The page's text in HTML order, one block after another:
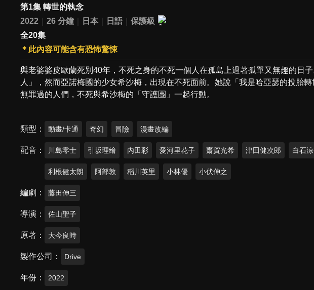
第1集 轉世的執念
2022
26 分鐘 日本 日語
保護級
全20集
＊此內容可能含有恐怖驚悚
與老婆婆皮歐蘭死別40年，不死之身的不死一個人在孤島上過著孤單又無趣的日
人」，然而亞諾梅國的少女希沙梅，出現在不死面前。她說「我是哈亞瑟的投胎
無罪過的人們，不死與希沙梅的「守護團」一起行動。
類型 動畫/卡通 奇幻 冒險 漫畫改編
配音 川島零士 引坂理繪 內田彩 愛河里花子 齋賀光希 津田健次郎 白石
利根健太朗 阿部敦 稻川英里 小林優 小伏伸之
編劇 藤田伸三
導演 佐山聖子
原著 大今良時
製作公司 Drive
年份 2022